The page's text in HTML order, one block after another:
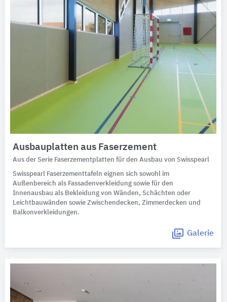
Ausbauplatten aus Faserzement
Aus der Serie Faserzementplatten für den Ausbau von Swisspearl
Swisspearl Faserzementtafeln eignen sich sowohl im
Außenbereich als Fassadenverkleidung sowie für den
Innenausbau als Bekleidung von Wänden, Schächten oder
Leichtbauwänden sowie Zwischendecken, Zimmerdecken und
Balkonverkleidungen.
Galerie